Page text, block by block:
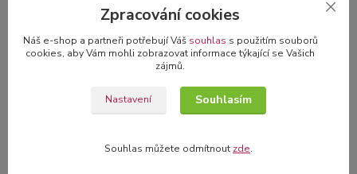
Bonusy k albům
samolepící čtverečky nebo růžky
3D blahopřání v dárkové krabičce
Kompletní specifikace
Zpracování cookies
Náš e-shop a partneři potřebují Váš souhlas s použitím souborů
cookies, aby Vám mohli zobrazovat informace týkající se Vašich
zájmů.
Nastavení Souhlasím
Souhlas můžete odmítnout zde.